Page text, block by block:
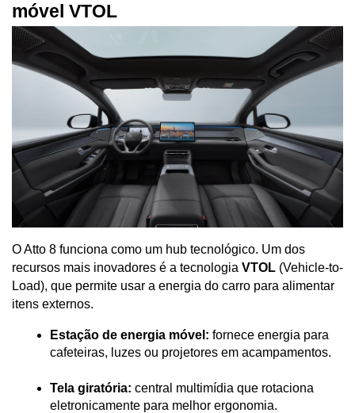
móvel VTOL
O Atto 8 funciona como um hub tecnológico. Um dos
recursos mais inovadores é a tecnologia VTOL (Vehicle-to-
Load), que permite usar a energia do carro para alimentar
itens externos.
Estação de energia móvel: fornece energia para
cafeteiras, luzes ou projetores em acampamentos.
Tela giratória: central multimídia que rotaciona
eletronicamente para melhor ergonomia.